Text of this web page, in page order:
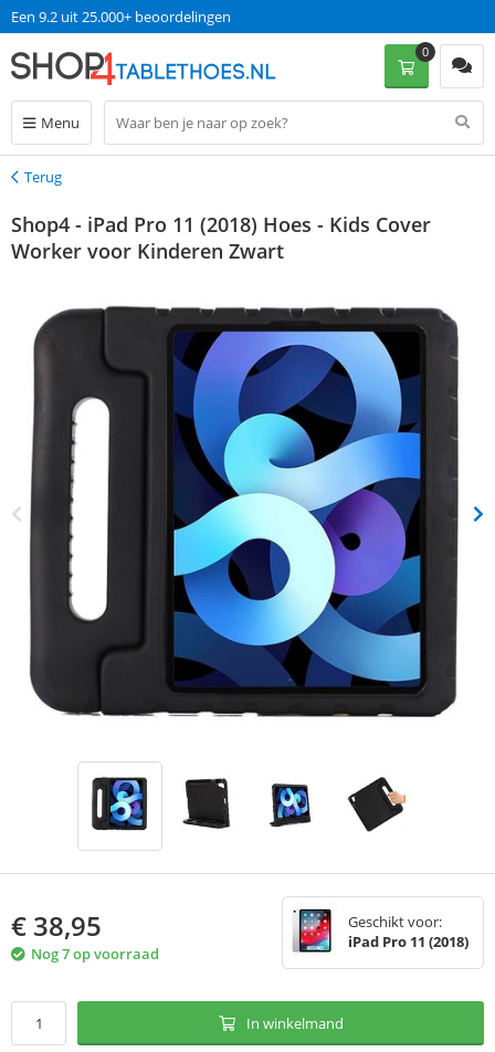
Een 9.2 uit 25.000+ beoordelingen
Menu
0
Terug
Terug
Shop4 - iPad Pro 11 (2018) Hoes - Kids Cover
Worker voor Kinderen Zwart
€ 38,95
Nog 7 op voorraad
Geschikt voor:
iPad Pro 11 (2018)
In winkelmand